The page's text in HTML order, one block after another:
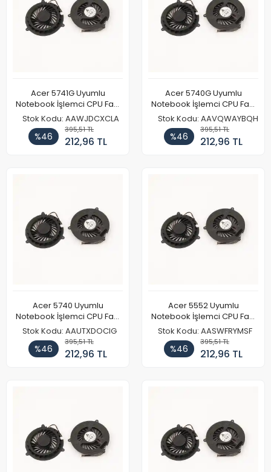
Acer 5741G Uyumlu
Notebook İşlemci CPU Fanı
Tip 2
Stok Kodu: AAWJDCXCLA
%46
395,51 TL
212,96 TL
Acer 5740G Uyumlu
Notebook İşlemci CPU Fanı
Tip 2
Stok Kodu: AAVQWAYBQH
%46
395,51 TL
212,96 TL
Acer 5740 Uyumlu
Notebook İşlemci CPU Fanı
Tip 2
Stok Kodu: AAUTXDOCIG
%46
395,51 TL
212,96 TL
Acer 5552 Uyumlu
Notebook İşlemci CPU Fanı
Tip 3
Stok Kodu: AASWFRYMSF
%46
395,51 TL
212,96 TL